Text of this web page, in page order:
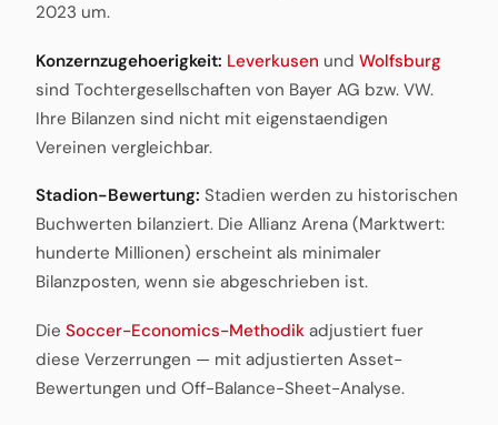
2023 um.
Konzernzugehoerigkeit: Leverkusen und Wolfsburg
sind Tochtergesellschaften von Bayer AG bzw. VW.
Ihre Bilanzen sind nicht mit eigenstaendigen
Vereinen vergleichbar.
Stadion-Bewertung: Stadien werden zu historischen
Buchwerten bilanziert. Die Allianz Arena (Marktwert:
hunderte Millionen) erscheint als minimaler
Bilanzposten, wenn sie abgeschrieben ist.
Die Soccer-Economics-Methodik adjustiert fuer
diese Verzerrungen — mit adjustierten Asset-
Bewertungen und Off-Balance-Sheet-Analyse.